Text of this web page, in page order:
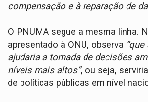
compensação e à reparação de
O PNUMA segue a mesma linha.
apresentado à ONU, observa
ajudaria a tomada de decisões
níveis mais altos”, ou seja,
de políticas públicas em nível